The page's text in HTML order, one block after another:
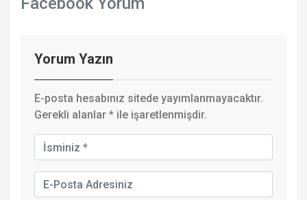
Yorum Yazın
E-posta hesabınız sitede yayımlanmayacaktır.
Gerekli alanlar * ile işaretlenmişdir.